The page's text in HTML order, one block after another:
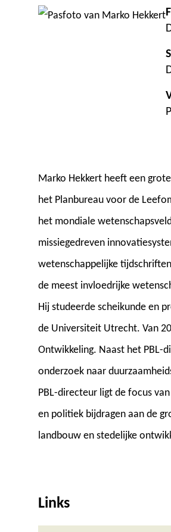
Marko Hekkert heeft een
het Planbureau voor de
het mondiale
missiegedreven
wetenschappelijke
de meest invloedrijke
Hij studeerde scheikunde en
de Universiteit Utrecht. Van
Ontwikkeling. Naast het PBL-
onderzoek naar
PBL-directeur ligt de focus
en politiek bijdragen aan de
landbouw en stedelijke
Links